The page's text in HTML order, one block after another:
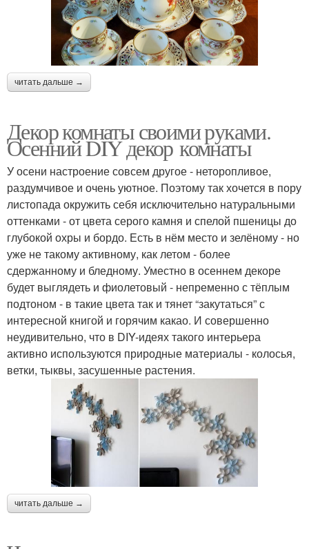
читать дальше →
Декор комнаты своими руками.
Осенний DIY декор комнаты
У осени настроение совсем другое - неторопливое,
раздумчивое и очень уютное. Поэтому так хочется в пору
листопада окружить себя исключительно натуральными
оттенками - от цвета серого камня и спелой пшеницы до
глубокой охры и бордо. Есть в нём место и зелёному - но
уже не такому активному, как летом - более
сдержанному и бледному. Уместно в осеннем декоре
будет выглядеть и фиолетовый - непременно с тёплым
подтоном - в такие цвета так и тянет “закутаться” с
интересной книгой и горячим какао. И совершенно
неудивительно, что в DIY-идеях такого интерьера
активно используются природные материалы - колосья,
ветки, тыквы, засушенные растения.
читать дальше →